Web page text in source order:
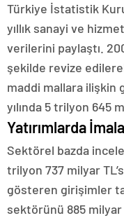
Türkiye İstatistik
yıllık sanayi ve
verilerini paylaştı.
şekilde revize
maddi mallara ilişkin
yılında 5 trilyon 645
Yatırımlarda
Sektörel bazda
trilyon 737 milyar
gösteren girişimler
sektörünü 885